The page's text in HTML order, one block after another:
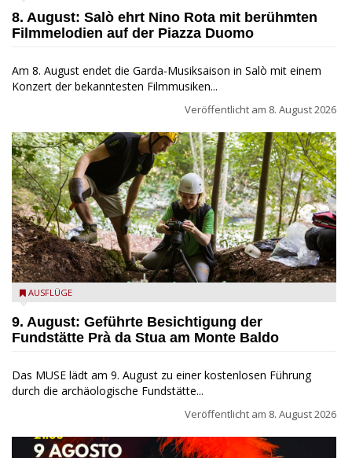
8. August: Salò ehrt Nino Rota mit berühmten
Filmmelodien auf der Piazza Duomo
Am 8. August endet die Garda-Musiksaison in Salò mit einem
Konzert der bekanntesten Filmmusiken...
Veröffentlicht am 8. August 2026
die archäologische Fundstätte Riparo Prà da Stua am Monte
AUSFLÜGE
9. August: Geführte Besichtigung der
Fundstätte Prà da Stua am Monte Baldo
Das MUSE lädt am 9. August zu einer kostenlosen Führung
durch die archäologische Fundstätte...
Veröffentlicht am 8. August 2026